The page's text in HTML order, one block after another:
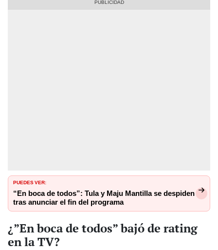
PUEDES VER:
“En boca de todos”: Tula y Maju Mantilla se despiden
tras anunciar el fin del programa
¿”En boca de todos” bajó de rating
en la TV?